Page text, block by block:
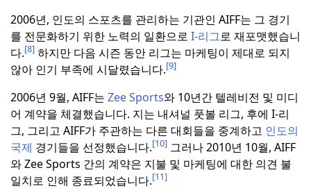
2006년, 인도의 스포츠를 관리하는 기관인 AIFF는 그 경기
를 전문화하기 위한 노력의 일환으로 I-리그로 재포맷했습니
다.[8] 하지만 다음 시즌 동안 리그는 마케팅이 제대로 되지
않아 인기 부족에 시달렸습니다.[9]
2006년 9월, AIFF는 Zee Sports와 10년간 텔레비전 및 미디
어 계약을 체결했습니다. 지는 내셔널 풋볼 리그, 후에 I-리
그, 그리고 AIFF가 주관하는 다른 대회들을 중계하고 인도의
국제 경기들을 선정했습니다.[10] 그러나 2010년 10월, AIFF
와 Zee Sports 간의 계약은 지불 및 마케팅에 대한 의견 불
일치로 인해 종료되었습니다.[11]